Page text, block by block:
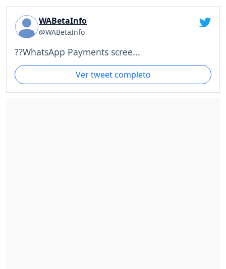
WABetaInfo
@WABetaInfo
??WhatsApp Payments scree...
Ver tweet completo